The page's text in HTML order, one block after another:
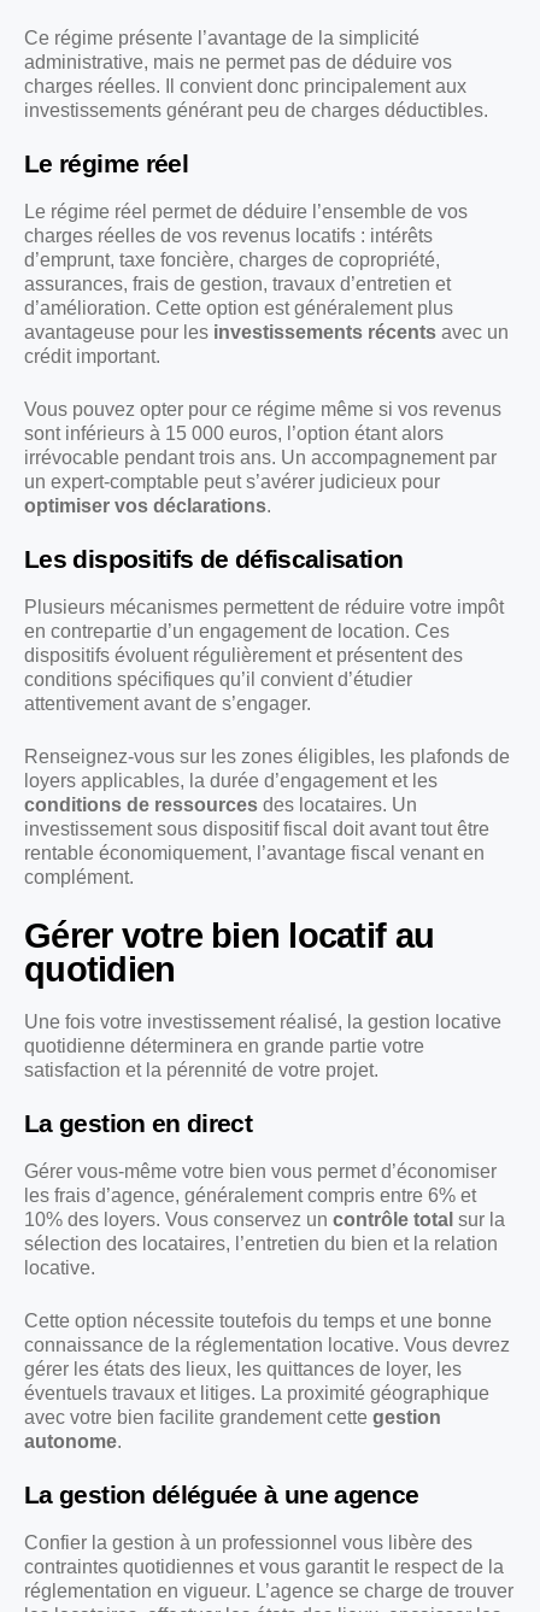
Ce régime présente l’avantage de la simplicité
administrative, mais ne permet pas de déduire vos
charges réelles. Il convient donc principalement aux
investissements générant peu de charges déductibles.
Le régime réel
Le régime réel permet de déduire l’ensemble de vos
charges réelles de vos revenus locatifs : intérêts
d’emprunt, taxe foncière, charges de copropriété,
assurances, frais de gestion, travaux d’entretien et
d’amélioration. Cette option est généralement plus
avantageuse pour les investissements récents avec un
crédit important.
Vous pouvez opter pour ce régime même si vos revenus
sont inférieurs à 15 000 euros, l’option étant alors
irrévocable pendant trois ans. Un accompagnement par
un expert-comptable peut s’avérer judicieux pour
optimiser vos déclarations.
Les dispositifs de défiscalisation
Plusieurs mécanismes permettent de réduire votre impôt
en contrepartie d’un engagement de location. Ces
dispositifs évoluent régulièrement et présentent des
conditions spécifiques qu’il convient d’étudier
attentivement avant de s’engager.
Renseignez-vous sur les zones éligibles, les plafonds de
loyers applicables, la durée d’engagement et les
conditions de ressources des locataires. Un
investissement sous dispositif fiscal doit avant tout être
rentable économiquement, l’avantage fiscal venant en
complément.
Gérer votre bien locatif au
quotidien
Une fois votre investissement réalisé, la gestion locative
quotidienne déterminera en grande partie votre
satisfaction et la pérennité de votre projet.
La gestion en direct
Gérer vous-même votre bien vous permet d’économiser
les frais d’agence, généralement compris entre 6% et
10% des loyers. Vous conservez un contrôle total sur la
sélection des locataires, l’entretien du bien et la relation
locative.
Cette option nécessite toutefois du temps et une bonne
connaissance de la réglementation locative. Vous devrez
gérer les états des lieux, les quittances de loyer, les
éventuels travaux et litiges. La proximité géographique
avec votre bien facilite grandement cette gestion
autonome.
La gestion déléguée à une agence
Confier la gestion à un professionnel vous libère des
contraintes quotidiennes et vous garantit le respect de la
réglementation en vigueur. L’agence se charge de trouver